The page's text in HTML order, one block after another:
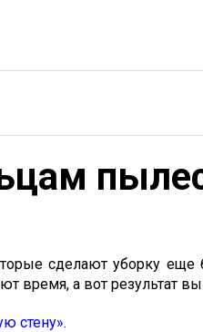
сделают уборку
время, а вот результат вы
стену».